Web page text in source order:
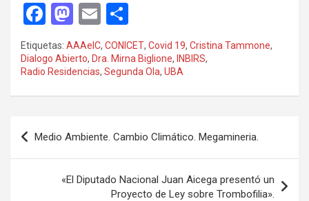
F
a
ce
b
o
k
M
a
st
o
d
n
E
m
ail
o
m
p
ar
Etiquetas: AAAeIC, CONICET, Covid 19, Cristina Tammone,
Dialogo Abierto, Dra. Mirna Biglione, INBIRS,
Radio Residencias, Segunda Ola, UBA
Navegación
de
entradas
Medio Ambiente. Cambio Climático. Megamineria.
«El Diputado Nacional Juan Aicega presentó un
Proyecto de Ley sobre Trombofilia».